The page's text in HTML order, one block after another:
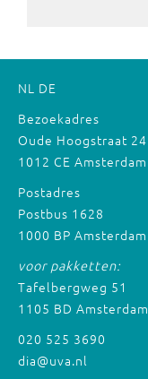
NL DE
Bezoekadres
Oude Hoogstraat 24
1012 CE Amsterdam
Postadres
Postbus 1628
1000 BP Amsterdam
voor pakketten:
Tafelbergweg 51
1105 BD Amsterdam
020 525 3690
dia@uva.nl